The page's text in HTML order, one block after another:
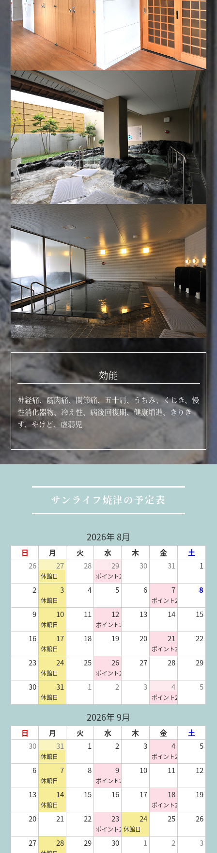
効能
神経痛、筋肉痛、関節痛、五十肩、うちみ、くじき、慢
性消化器物、冷え性、病後回復期、健康増進、きりき
ず、やけど、虚弱児
サンライフ焼津の予定表
2026年 8月
日 月 火 水 木 金
土
26
27 28 29 30 31 1
休館日 ポイント2倍
2 3 4 5 6 7 8
休館日 ポイント2倍
9 10 11 12 13 14 15
休館日 ポイント2倍
16 17 18 19 20 21 22
休館日 ポイント2倍
23 24 25 26 27 28 29
休館日 ポイント2倍
30 31 1 2 3 4 5
休館日 ポイント2倍
2026年 9月
日 月 火 水 木 金
土
30
31 1 2 3 4 5
休館日 ポイント2倍
6 7 8 9 10 11 12
休館日 ポイント2倍
13 14 15 16 17 18 19
休館日 ポイント2倍
20 21 22 23 24 25 26
ポイント2倍休館日
27 28 29 30 1 2 3